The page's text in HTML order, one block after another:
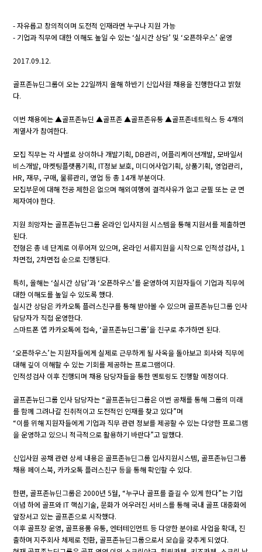
- 자유롭고 창의적이며 도전적 인재라면 누구나 지원 가능
- 기업과 직무에 대한 이해도 높일 수 있는 ‘실시간 상담’ 및 ‘오픈하우스’ 운영
2017.09.12.
골프존뉴딘그룹이 오는 22일까지 올해 하반기 신입사원 채용을 진행한다고 밝혔
다.
이번 채용에는 ▲골프존뉴딘 ▲골프존 ▲골프존유통 ▲골프존네트웍스 등 4개의
계열사가 참여한다.
모집 직무는 각 사별로 상이하나 개발기획, DB관리, 어플리케이션개발, 모바일서
비스개발, 마켓팅플랫폼기획, IT정보 보호, 미디어사업기획, 상품기획, 영업관리,
HR, 재무, 구매, 물류관리, 영업 등 총 14개 부분이다.
모집부문에 대해 전공 제한은 없으며 해외여행에 결격사유가 없고 군필 또는 군 면
제자여야 한다.
지원 희망자는 골프존뉴딘그룹 온라인 입사지원 시스템을 통해 지원서를 제출하면
된다.
전형은 총 네 단계로 이루어져 있으며, 온라인 서류지원을 시작으로 인적성검사, 1
차면접, 2차면접 순으로 진행된다.
특히, 올해는 ‘실시간 상담’과 ‘오픈하우스’를 운영하여 지원자들이 기업과 직무에
대한 이해도를 높일 수 있도록 했다.
실시간 상담은 카카오톡 플러스친구를 통해 받아볼 수 있으며 골프존뉴딘그룹 인사
담당자가 직접 운영한다.
스마트폰 앱 카카오톡에 접속, ‘골프존뉴딘그룹’을 친구로 추가하면 된다.
‘오픈하우스’는 지원자들에게 실제로 근무하게 될 사옥을 돌아보고 회사와 직무에
대해 깊이 이해할 수 있는 기회를 제공하는 프로그램이다.
인적성검사 이후 진행되며 채용 담당자들을 통한 멘토링도 진행할 예정이다.
골프존뉴딘그룹 인사 담당자는 “골프존뉴딘그룹은 이번 공채를 통해 그룹의 미래
를 함께 그려나갈 진취적이고 도전적인 인재를 찾고 있다”며
“이를 위해 지원자들에게 기업과 직무 관련 정보를 제공할 수 있는 다양한 프로그램
을 운영하고 있으니 적극적으로 활용하기 바란다”고 말했다.
신입사원 공채 관련 상세 내용은 골프존뉴딘그룹 입사지원시스템, 골프존뉴딘그룹
채용 페이스북, 카카오톡 플러스친구 등을 통해 확인할 수 있다.
한편, 골프존뉴딘그룹은 2000년 5월, “누구나 골프를 즐길 수 있게 한다”는 기업
이념 하에 골프와 IT 핵심기술, 문화가 어우러진 서비스를 통해 국내 골프 대중화에
앞장서고 있는 골프존으로 시작했다.
이후 골프장 운영, 골프용품 유통, 엔터테인먼트 등 다양한 분야로 사업을 확대, 진
출하며 지주회사 체제로 전환, 골프존뉴딘그룹으로서 모습을 갖추게 되었다.